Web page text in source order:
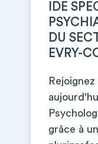
IDE
DU
EVRY-
grâce à